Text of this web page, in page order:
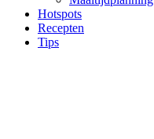
Hotspots
Recepten
Tips